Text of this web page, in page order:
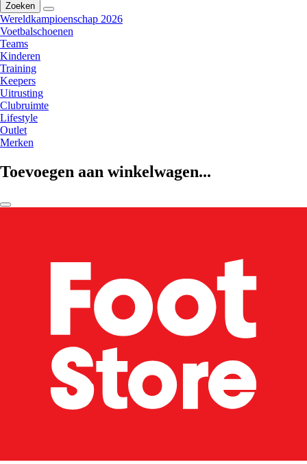
Zoeken
Wereldkampioenschap 2026
Voetbalschoenen
Teams
Kinderen
Training
Keepers
Uitrusting
Clubruimte
Lifestyle
Outlet
Merken
Toevoegen aan winkelwagen...